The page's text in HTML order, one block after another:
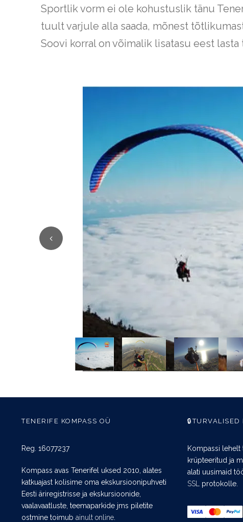
Sportlik vorm ei ole kohustuslik tänu
tuult varjule alla saada, mõnest
Soovi korral on võimalik lisatasu eest
TENERIFE KOMPASS OÜ
Reg. 16077237
Kompass avas Tenerifel uksed 2010, alates
katkuajast kolisime oma ekskursioonipuhveti
Eesti äriregistrisse ja ekskursioonide,
vaalavaatluste, teemaparkide jms piletite
ostmine toimub ainult online.
🔒TURVALISED
Kompassi lehelt
krüpteeritud ja
alati uusimaid
SSL protokolle.